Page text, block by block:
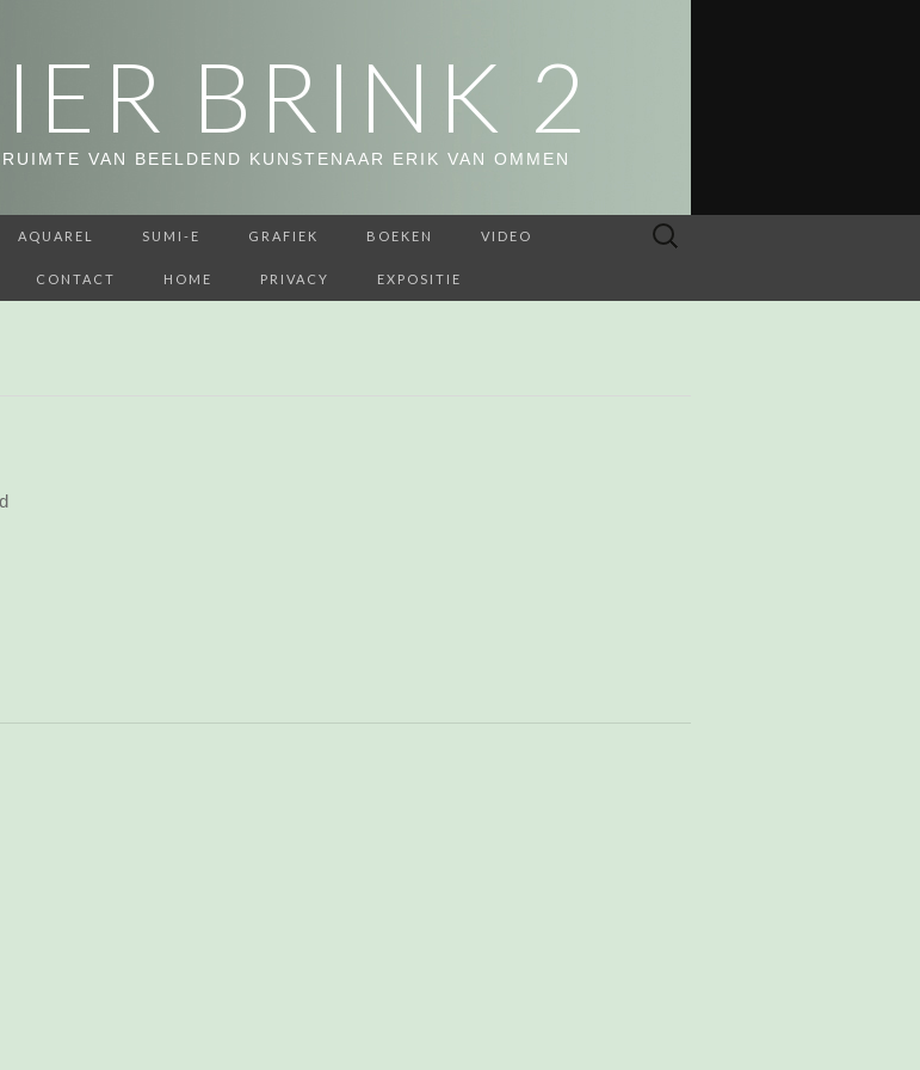
BRINK 2
VAN BEELDEND KUNSTENAAR ERIK VAN OMMEN
AQUAREL SUMI-E GRAFIEK BOEKEN VIDEO
CONTACT HOME PRIVACY EXPOSITIE
Zoeken